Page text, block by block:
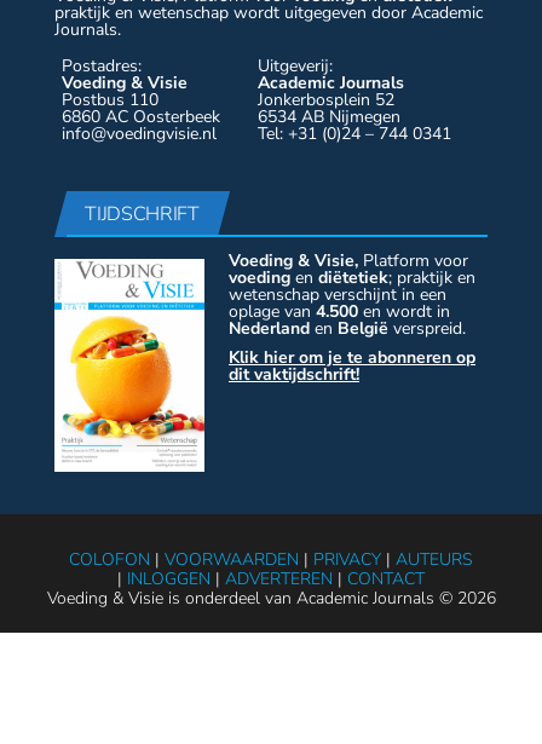
praktijk en wetenschap wordt uitgegeven door Academic
Journals.
Postadres:
Voeding & Visie
Postbus 110
6860 AC Oosterbeek
info@voedingvisie.nl
Uitgeverij:
Academic Journals
Jonkerbosplein 52
6534 AB Nijmegen
Tel: +31 (0)24 – 744 0341
TIJDSCHRIFT
Voeding & Visie, Platform voor
voeding en diëtetiek; praktijk en
wetenschap verschijnt in een
oplage van 4.500 en wordt in
Nederland en België verspreid.
Klik hier om je te abonneren op
dit vaktijdschrift!
COLOFON | VOORWAARDEN | PRIVACY | AUTEURS
| INLOGGEN | ADVERTEREN | CONTACT
Voeding & Visie is onderdeel van Academic Journals © 2026